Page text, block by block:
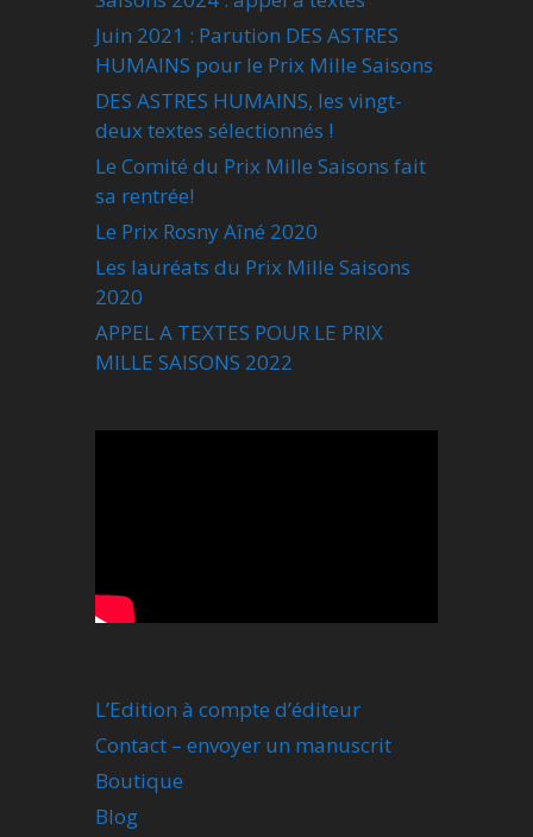
Juin 2021 : Parution DES ASTRES
HUMAINS pour le Prix Mille Saisons
DES ASTRES HUMAINS, les vingt-
deux textes sélectionnés !
Le Comité du Prix Mille Saisons fait
sa rentrée!
Le Prix Rosny Aîné 2020
Les lauréats du Prix Mille Saisons
2020
APPEL A TEXTES POUR LE PRIX
MILLE SAISONS 2022
L’Edition à compte d’éditeur
Contact – envoyer un manuscrit
Boutique
Blog